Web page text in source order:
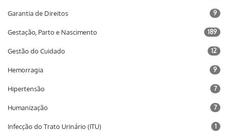
Garantia de Direitos 9
Gestação, Parto e Nascimento 189
Gestão do Cuidado 12
Hemorragia 9
Hipertensão 7
Humanização 7
Infecção do Trato Urinário (ITU) 1